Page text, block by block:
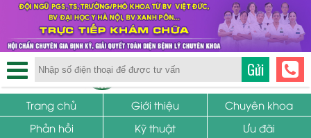
TRUNG TÂM PHỤ KHOA
SỨC KHỎE SINH SẢN
Trang chủ Giới thiệu
Chuyên khoa
Phản hồi
Kỹ thuật Ưu đãi
Gửi